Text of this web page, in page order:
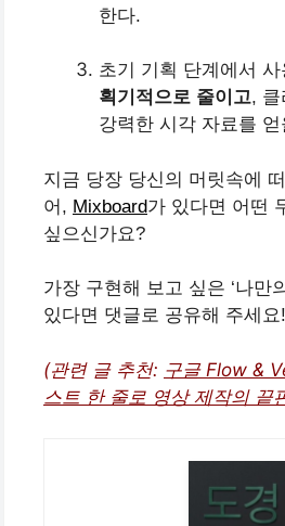
한다.
초기 기획 단계에서 사
획기적으로 줄이고, 클
강력한 시각 자료를
지금 당장 당신의 머릿속에
어, Mixboard가 있다면 어떤
싶으신가요?
가장 구현해 보고 싶은 ‘나만
있다면 댓글로 공유해 주세요!
(관련 글 추천: 구글 Flow &
스트 한 줄로 영상 제작의 끝